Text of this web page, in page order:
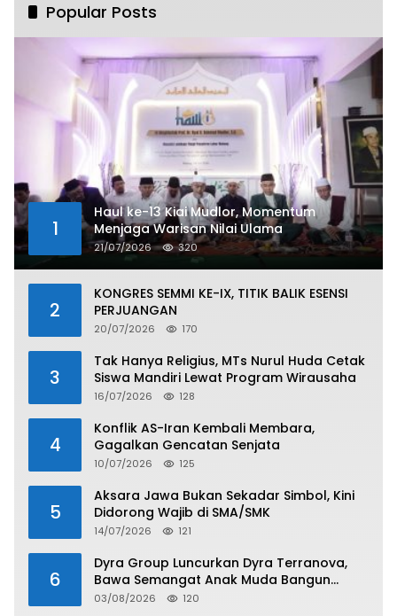
Popular Posts
1
Haul ke-13 Kiai Mudlor, Momentum
Menjaga Warisan Nilai Ulama
21/07/2026 320
2
KONGRES SEMMI KE-IX, TITIK BALIK ESENSI
PERJUANGAN
20/07/2026 170
3
Tak Hanya Religius, MTs Nurul Huda Cetak
Siswa Mandiri Lewat Program Wirausaha
16/07/2026 128
4
Konflik AS-Iran Kembali Membara,
Gagalkan Gencatan Senjata
10/07/2026 125
5
Aksara Jawa Bukan Sekadar Simbol, Kini
Didorong Wajib di SMA/SMK
14/07/2026 121
6
Dyra Group Luncurkan Dyra Terranova,
Bawa Semangat Anak Muda Bangun
Masa Depan Properti Batam
03/08/2026 120